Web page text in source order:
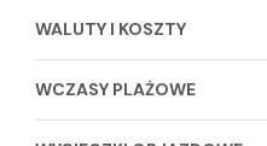
WALUTY I KOSZTY
WCZASY PLAŻOWE